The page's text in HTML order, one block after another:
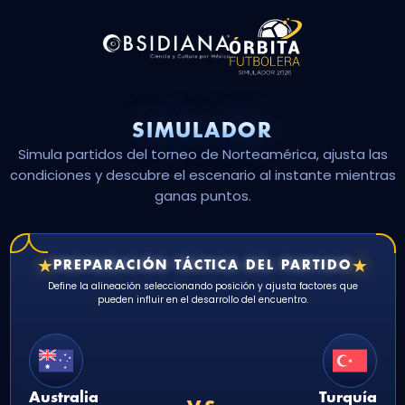
SIMULADOR
Simula partidos del torneo de Norteamérica, ajusta las
condiciones y descubre el escenario al instante mientras
ganas puntos.
★PREPARACIÓN TÁCTICA DEL PARTIDO★
Define la alineación seleccionando posición y ajusta factores que
pueden influir en el desarrollo del encuentro.
Australia Turquía